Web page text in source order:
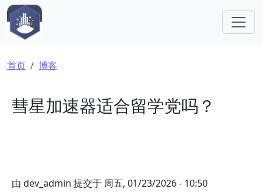
跳转到主要内容
面包屑
首页 博客
彗星加速器适合留学党吗？
由 dev_admin 提交于 周五, 01/23/2026 - 10:50